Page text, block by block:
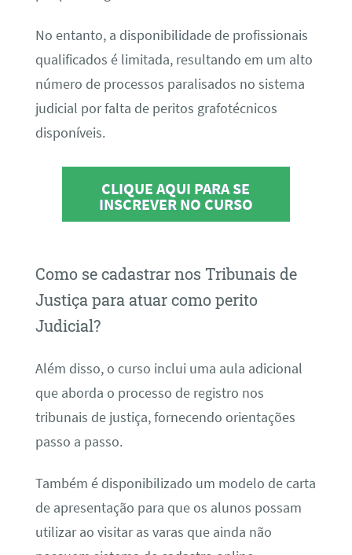
No entanto, a disponibilidade de profissionais
qualificados é limitada, resultando em um alto
número de processos paralisados no sistema
judicial por falta de peritos grafotécnicos
disponíveis.
CLIQUE AQUI PARA SE
INSCREVER NO CURSO
Como se cadastrar nos Tribunais de
Justiça para atuar como perito
Judicial?
Além disso, o curso inclui uma aula adicional
que aborda o processo de registro nos
tribunais de justiça, fornecendo orientações
passo a passo.
Também é disponibilizado um modelo de carta
de apresentação para que os alunos possam
utilizar ao visitar as varas que ainda não